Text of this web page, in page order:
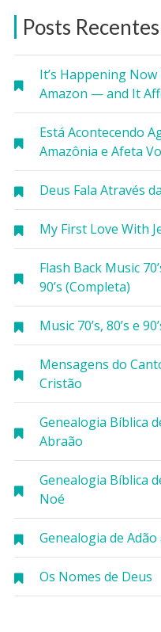
Posts Recentes
It’s Happening
Amazon — and It
Está Acontecendo
Amazônia e Afeta
Deus Fala Através
My First Love With
Flash Back Music
90’s (Completa)
Music 70’s, 80’s e
Mensagens do
Cristão
Genealogia Bíblica
Abraão
Genealogia Bíblica
Noé
Genealogia de Adão
Os Nomes de Deus